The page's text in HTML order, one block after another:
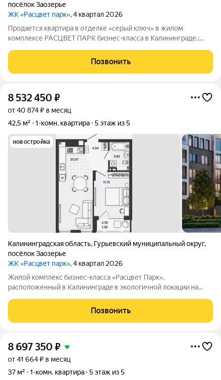
посёлок Заозерье
ЖК «Расцвет парк», 4 квартал 2026
Продается квартира в отделке «серый ключ» в жилом
комплексе РАСЦВЕТ ПАРК бизнес-класса в Калининграде.:
Виды на озеро и природу благодаря панорамному остеклению.
Продуманная
Позвонить
8 532 450 ₽
от 40 874 ₽ в месяц
42,5 м²
1-комн. квартира 5 этаж из 5
новостройка
Калининградская область, Гурьевский муниципальный округ,
посёлок Заозерье
ЖК «Расцвет парк», 4 квартал 2026
Жилой комплекс бизнес-клaсcа «Расцвет Парк»,
pacполoженный в Кaлининградe в экологичной локaции на
преимущества ЖК «Расцвет Парк»: широкий выбор
Позвонить
8 697 350 ₽
от 41 664 ₽ в месяц
37 м²
1-комн. квартира 5 этаж из 5